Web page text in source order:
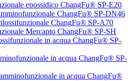
epossidico ChangFu® SP-E20
ChangFu® SP-DN46
ChangFu® SP-A70
Mercapto ChangFu® SP-SH
in acqua ChangFu® SP-
in acqua ChangFu® SP-
in acqua ChangFu®